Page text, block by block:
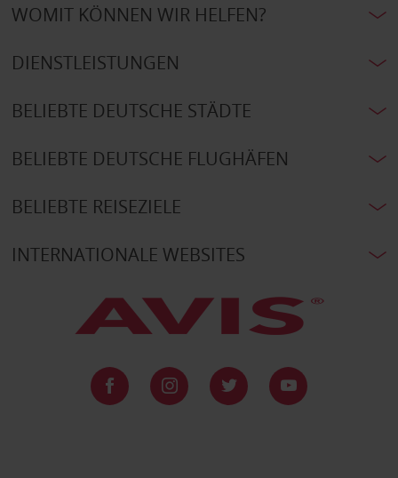
WOMIT KÖNNEN WIR HELFEN?
DIENSTLEISTUNGEN
BELIEBTE DEUTSCHE STÄDTE
BELIEBTE DEUTSCHE FLUGHÄFEN
BELIEBTE REISEZIELE
INTERNATIONALE WEBSITES